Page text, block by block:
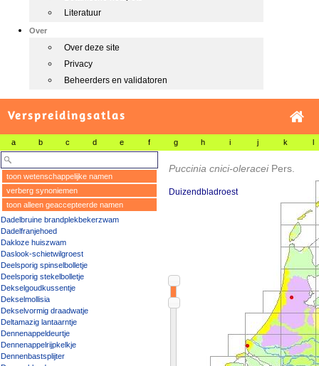
Literatuur
Over
Over deze site
Privacy
Beheerders en validatoren
Verspreidingsatlas
a b c d e f g h i j k l
toon wetenschappelijke namen
verberg synoniemen
toon alleen geaccepteerde namen
Dadelbruine brandplekbekerzwam
Dadelfranjehoed
Dakloze huiszwam
Daslook-schietwilgroest
Deelsporig spinselbolletje
Deelsporig stekelbolletje
Dekselgoudkussentje
Dekselmollisia
Dekselvormig draadwatje
Deltamazig lantaarntje
Dennenappeldeurtje
Dennenappelrijpkelkje
Dennenbastsplijter
Puccinia cnici-oleracei Pers.
Duizendbladroest